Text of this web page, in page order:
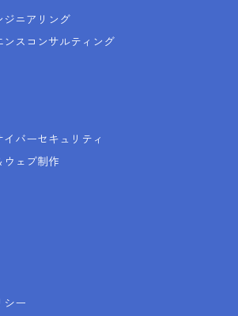
ジニアリング
スコンサルティング
バーセキュリティ
ウェブ制作
シー